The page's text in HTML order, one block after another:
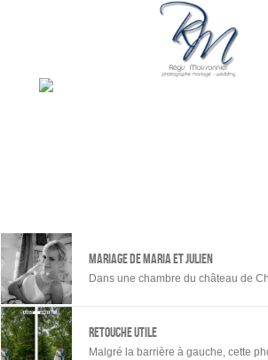
Mariage de MARIA et JULIEN
RETOUCHE UTILE